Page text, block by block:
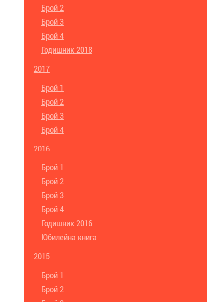
Брой 2
Брой 3
Брой 4
Годишник 2018
2017
Брой 1
Брой 2
Брой 3
Брой 4
2016
Брой 1
Брой 2
Брой 3
Брой 4
Годишник 2016
Юбилейна книга
2015
Брой 1
Брой 2